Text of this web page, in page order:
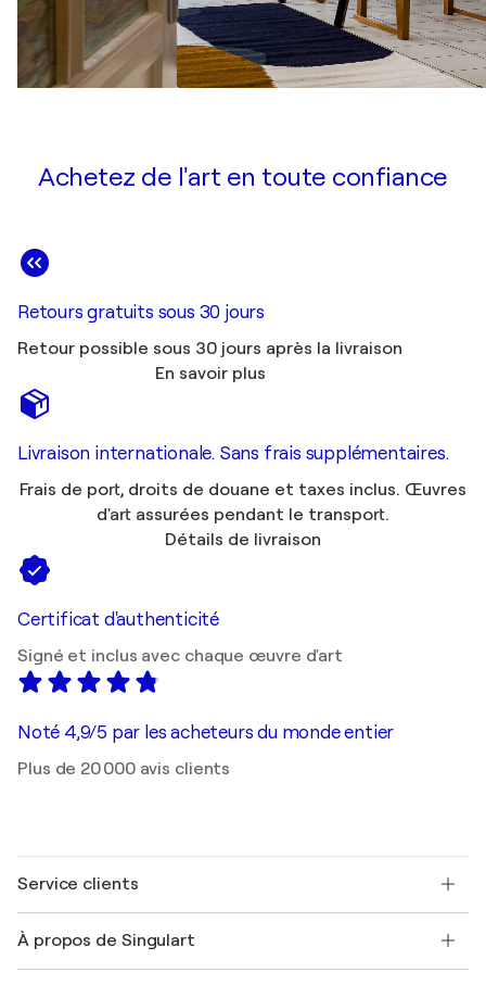
Achetez de l'art en toute confiance
Retours gratuits sous 30 jours
Retour possible sous 30 jours après la livraison
En savoir plus
Livraison internationale. Sans frais supplémentaires.
Frais de port, droits de douane et taxes inclus. Œuvres
d'art assurées pendant le transport.
Détails de livraison
Certificat d'authenticité
Signé et inclus avec chaque œuvre d'art
Noté 4,9/5 par les acheteurs du monde entier
Plus de 20 000 avis clients
Service clients
Expédition
À propos de Singulart